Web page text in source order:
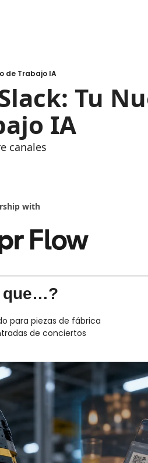
de Trabajo IA
Tu
IA
canales
with
que…?
para piezas de fábrica
de conciertos